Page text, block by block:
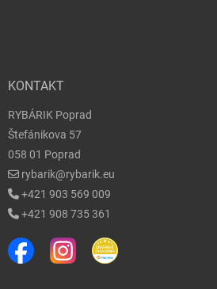
KONTAKT
RYBÁRIK Poprad
Štefánikova 57
058 01 Poprad
rybarik@rybarik.eu
+421 903 569 009
+421 908 735 361